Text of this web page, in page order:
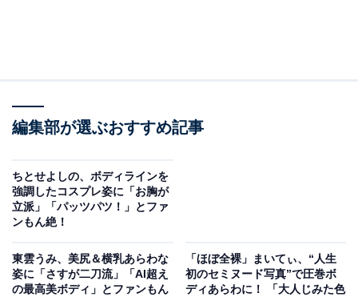
編集部が選ぶおすすめ記事
ちとせよしの、ボディラインを
強調したコスプレ姿に「お胸が
立派」「パッツパツ！」とファ
ンもん絶！
東雲うみ、美尻＆横乳あらわな
姿に「さすが二刀流」「AI超え
の最高美ボディ」とファンもん
「ほぼ全裸」まいてぃ、“人生
初のセミヌード写真”で圧巻ボ
ディあらわに！ 「大人じみた色